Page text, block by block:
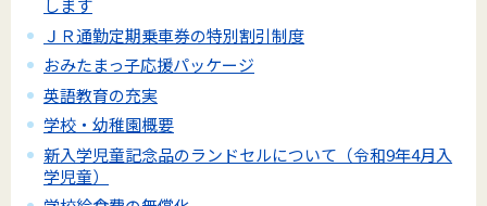
します
ＪＲ通勤定期乗車券の特別割引制度
おみたまっ子応援パッケージ
英語教育の充実
学校・幼稚園概要
新入学児童記念品のランドセルについて（令和9年4月入
学児童）